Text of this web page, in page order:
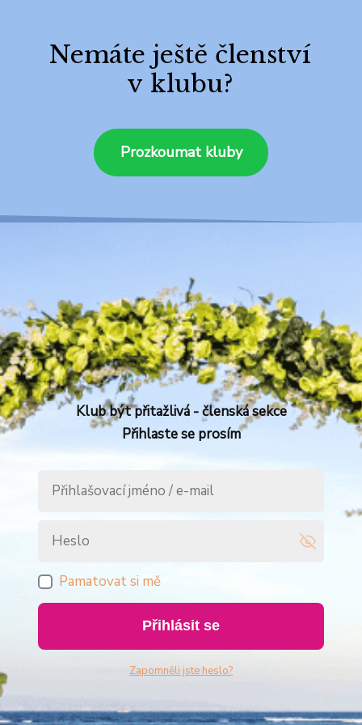
Nemáte ještě členství
v klubu?
Prozkoumat kluby
Klub být přitažlivá - členská sekce
Přihlaste se prosím
Pamatovat si mě
Přihlásit se
Zapomněli jste heslo?